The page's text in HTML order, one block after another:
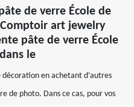
de verre École de
art jewelry
pâte de verre École
le
en achetant d’autres
de photo. Dans ce cas, pour vos